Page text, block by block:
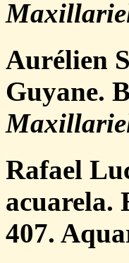
Aurélien
Guyane.
Rafael
acuarela.
407.